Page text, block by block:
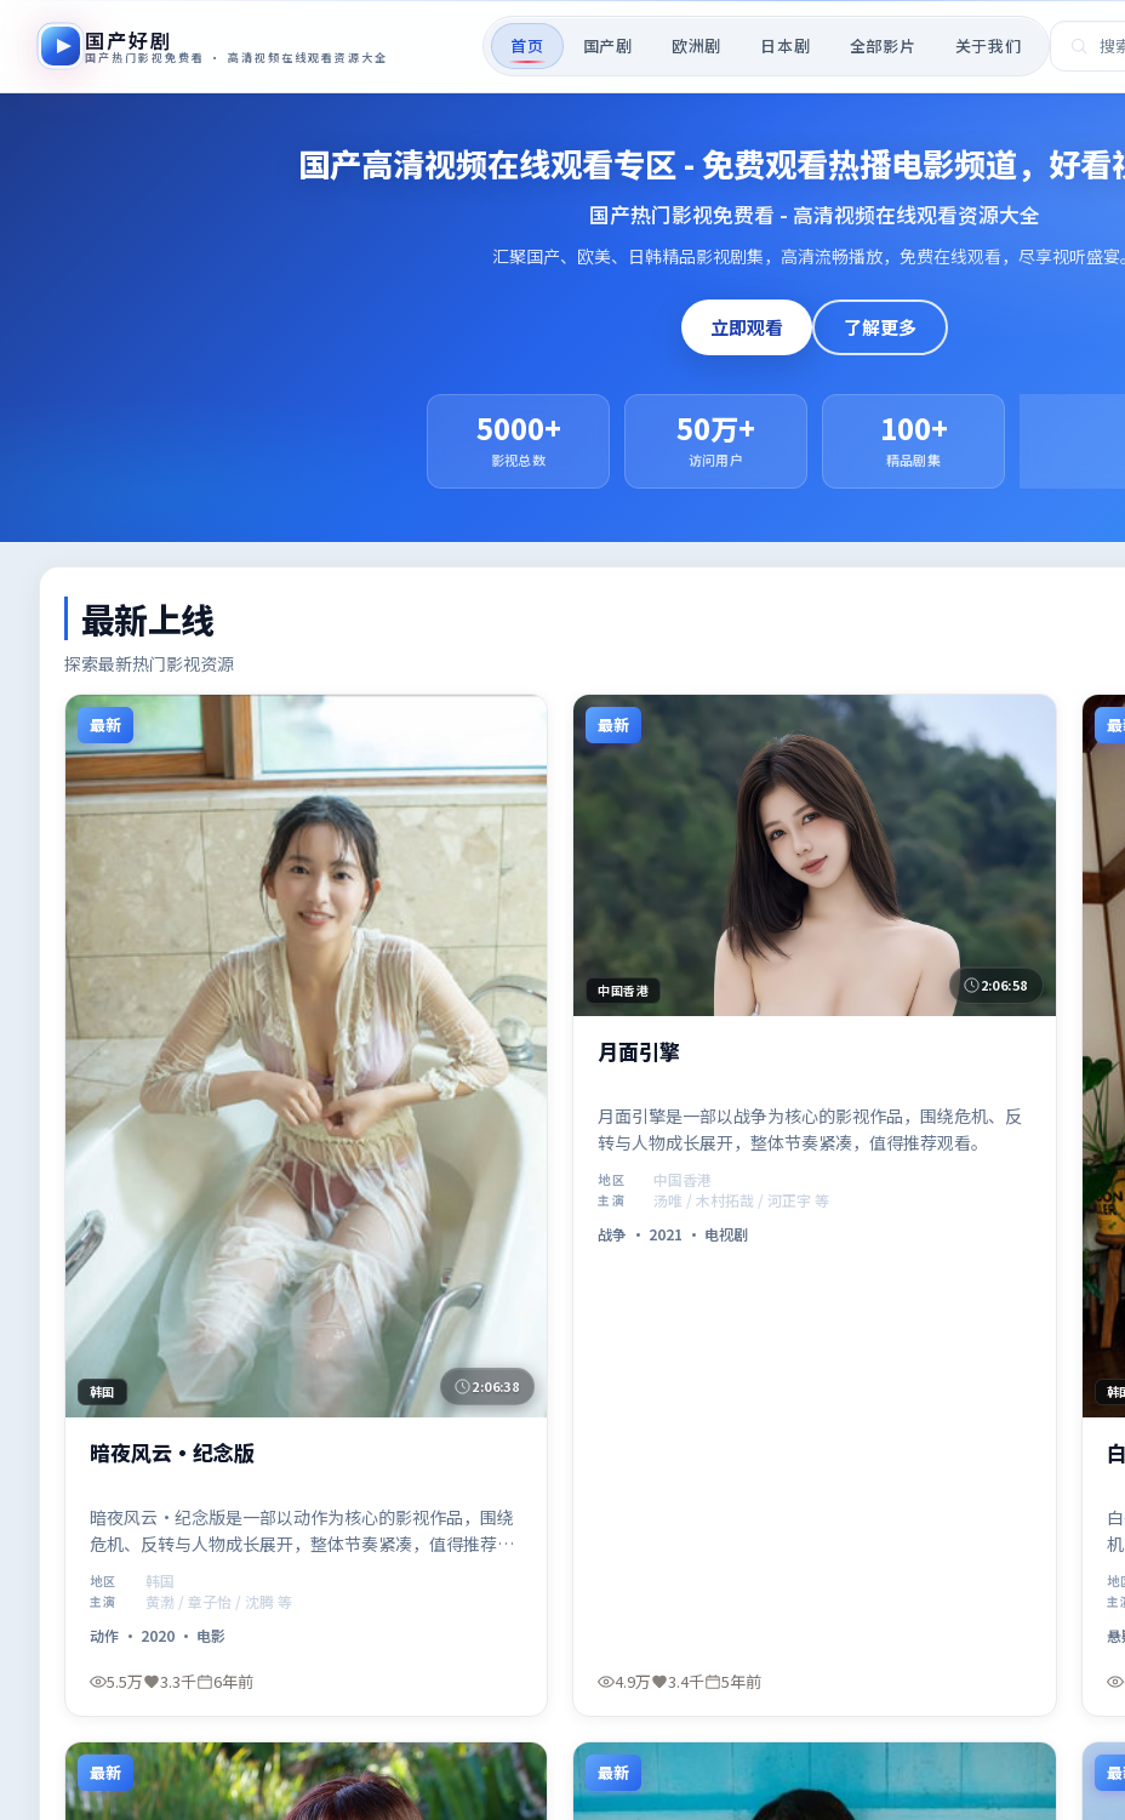
国产好剧
国产热门影视免费看 · 高清视频在线观看资源大全 首页 国产剧 欧洲剧 日本剧 全部影片 关于我们
国产高清视频在线观看专区 - 免费观看热播电影频道，好
国产热门影视免费看 - 高清视频在线观看资源大全
汇聚国产、欧美、日韩精品影视剧集，高清流畅播放，免费在线观看，尽享视听盛宴。
立即观看 了解更多
5000+
影视总数
50万+
访问用户
100+
精品剧集
最新上线
探索最新热门影视资源
最新
韩国 2:06:38
暗夜风云·纪念版
暗夜风云·纪念版是一部以动作为核心的影视作品，围绕
危机、反转与人物成长展开，整体节奏紧凑，值得推荐观
看。
地区 韩国
主演
黄渤 / 章子怡 / 沈腾 等
动作 · 2020 · 电影
5.5万 3.3千 6年前
最新
中国香港 2:06:58
月面引擎
月面引擎是一部以战争为核心的影视作品，围绕危机、反
转与人物成长展开，整体节奏紧凑，值得推荐观看。
地区 中国香港
主演
汤唯 / 木村拓哉 / 河正宇 等
战争 · 2021 · 电视剧
4.9万 3.4千 5年前
韩
看
地
主
悬
最新 最新